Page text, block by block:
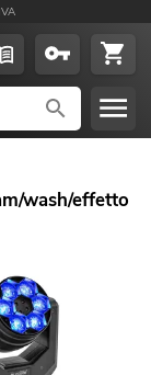
wash/effetto